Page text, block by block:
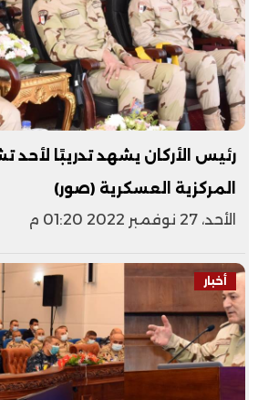
رئيس الأركان يشهد تدريبًا لأحد
المركزية العسكرية (صور)
الأحد، 27 نوفمبر 2022 01:20 م
أخبار